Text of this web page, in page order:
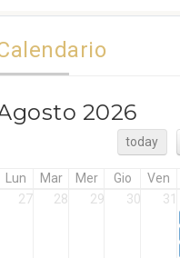
2026
today
Lun Mar Mer Gio Ven
27
28 29 30 31